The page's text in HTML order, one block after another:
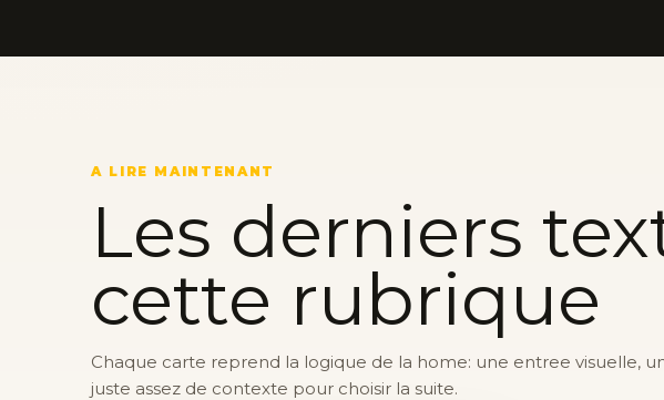
A LIRE MAINTENANT
Les derniers
cette rubrique
Chaque carte reprend la logique de la home: une entree visuelle,
juste assez de contexte pour choisir la suite.